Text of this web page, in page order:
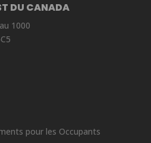
DU CANADA
1000
pour les Occupants